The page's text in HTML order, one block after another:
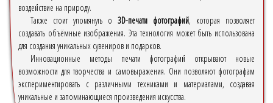
воздействие на природу.
Также стоит упомянуть о 3D-печати фотографий, которая позволяет
создавать объёмные изображения. Эта технология может быть использована
для создания уникальных сувениров и подарков.
Инновационные методы печати фотографий открывают новые
возможности для творчества и самовыражения. Они позволяют фотографам
экспериментировать с различными техниками и материалами, создавая
уникальные и запоминающиеся произведения искусства.